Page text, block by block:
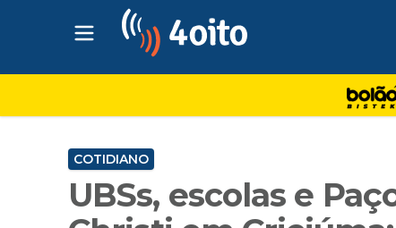
Abrir menu principal
COTIDIANO
UBSs, escolas e